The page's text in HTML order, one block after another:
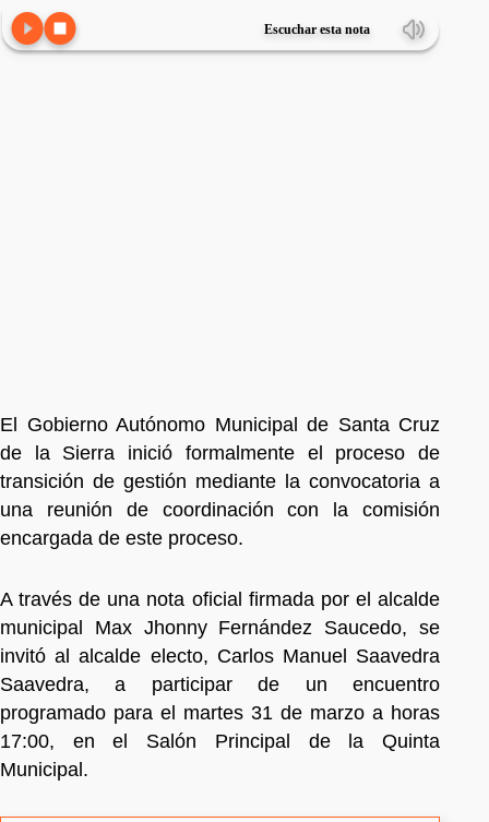
Escuchar esta nota
El Gobierno Autónomo Municipal de Santa Cruz
de la Sierra inició formalmente el proceso de
transición de gestión mediante la convocatoria a
una reunión de coordinación con la comisión
encargada de este proceso.
A través de una nota oficial firmada por el alcalde
municipal Max Jhonny Fernández Saucedo, se
invitó al alcalde electo, Carlos Manuel Saavedra
Saavedra, a participar de un encuentro
programado para el martes 31 de marzo a horas
17:00, en el Salón Principal de la Quinta
Municipal.